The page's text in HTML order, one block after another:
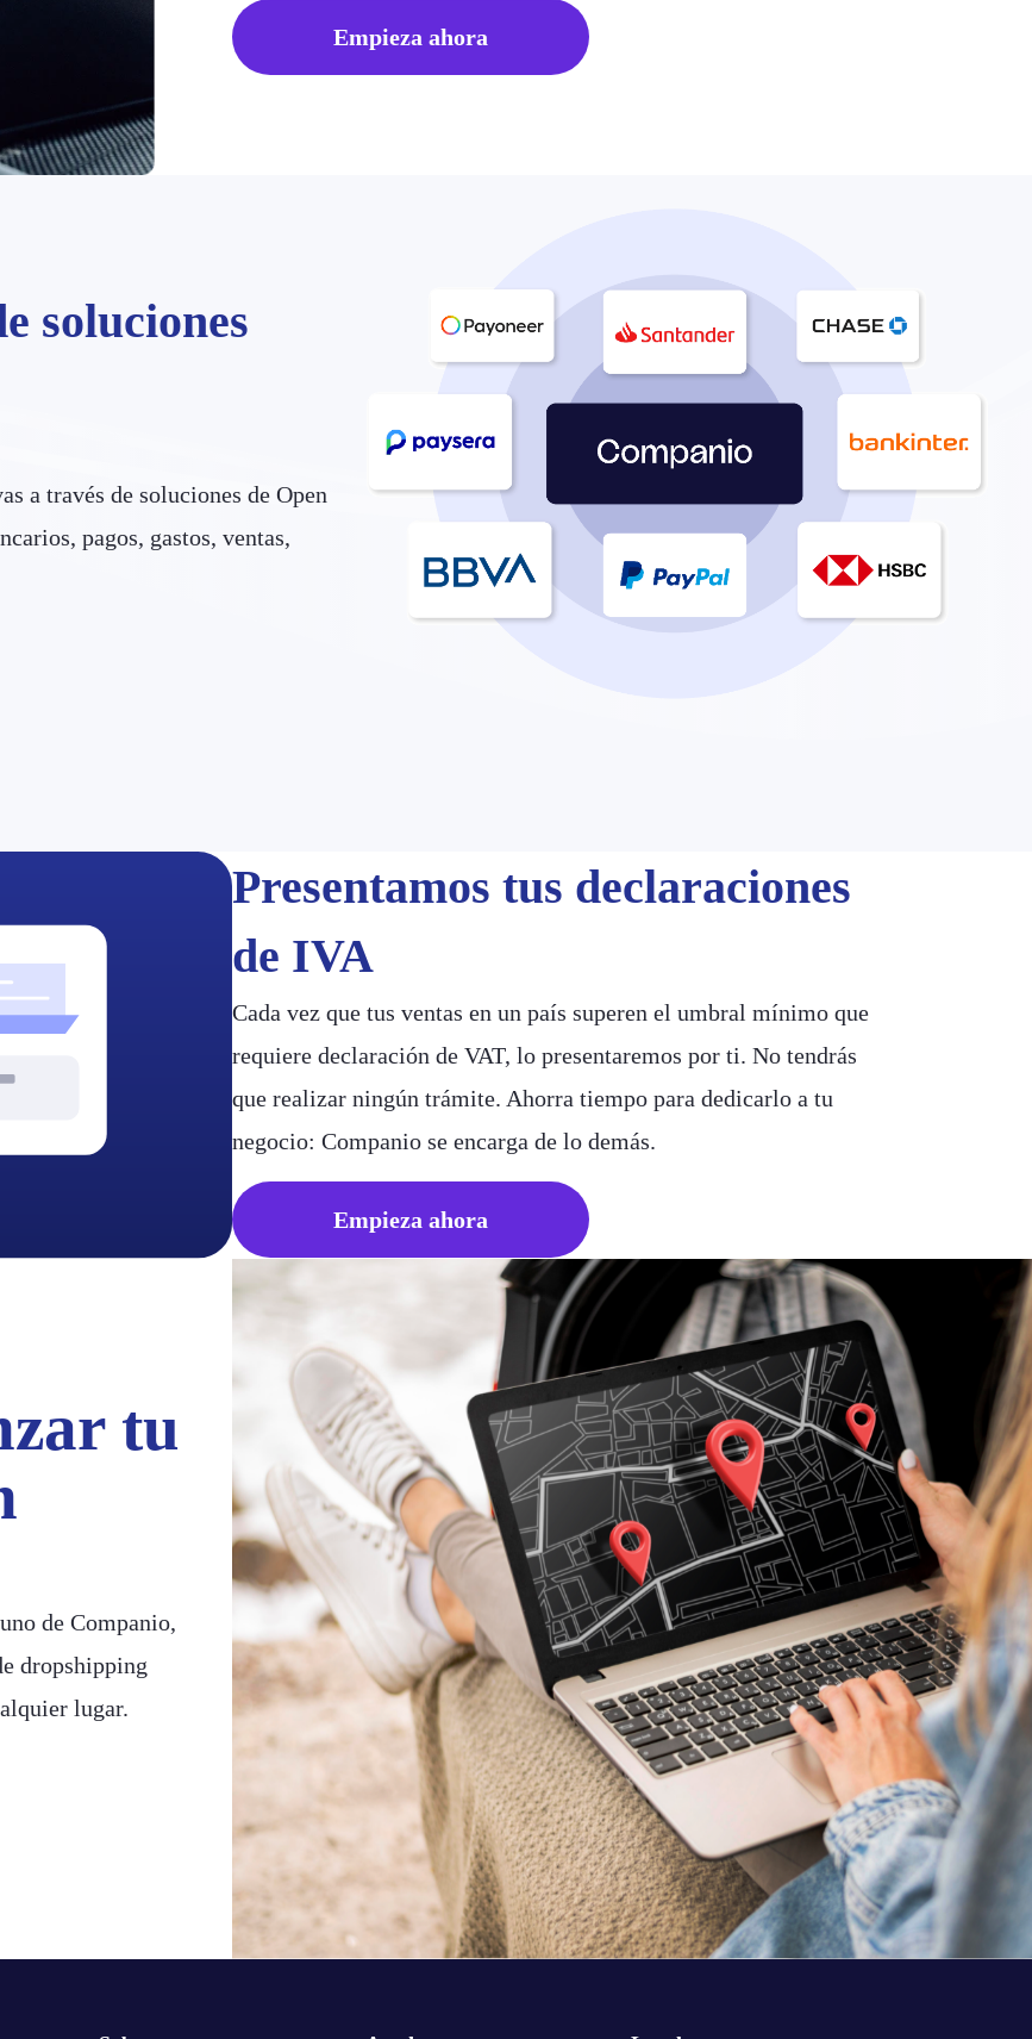
Empieza ahora
soluciones
a través de soluciones de Open
pagos, gastos, ventas,
Presentamos tus declaraciones
de IVA
Cada vez que tus ventas en un país superen el umbral mínimo que
requiere declaración de VAT, lo presentaremos por ti. No tendrás
que realizar ningún trámite. Ahorra tiempo para dedicarlo a tu
negocio: Companio se encarga de lo demás.
Empieza ahora
tu
de Companio,
dropshipping
lugar.